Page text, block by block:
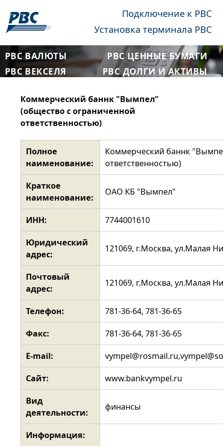
Подключение к РВС
Установка терминала РВС
РВС ВАЛЮТЫ
РВС ЦЕННЫЕ БУМАГИ
РВС ВЕКСЕЛЯ
РВС ДОЛГИ И АКТИВЫ
Коммерческий баннк "Вымпел"
(общество с ограниченной
ответственностью)
Полное
наименование:
Коммерческий баннк
ответственностью)
Краткое
наименование:
ОАО КБ "Вымпел"
ИНН: 7744001610
Юридический
адрес:
121069, г.Москва, ул.Малая
Почтовый
адрес:
121069, г.Москва, ул.Малая
Телефон: 781-36-64, 781-36-65
Факс: 781-36-64, 781-36-65
E-mail:
Сайт: www.bankvympel.ru
Вид
деятельности:
финансы
Информация: